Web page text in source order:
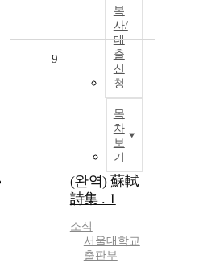
복
사/
대
출
신
청
목
차
보
기
9
(완역) 蘇軾
詩集 . 1
소식
서울대학교
출판부